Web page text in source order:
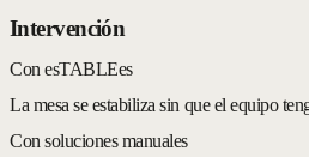
Intervención
Con esTABLEes
La mesa se estabiliza sin que el equipo
Con soluciones manuales